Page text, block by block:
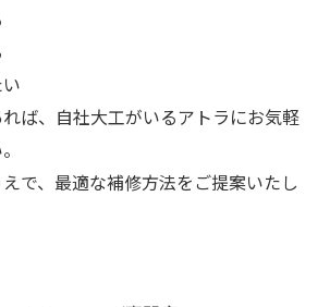
ば、自社大工がいるアトラにお気軽
で、最適な補修方法をご提案いたし